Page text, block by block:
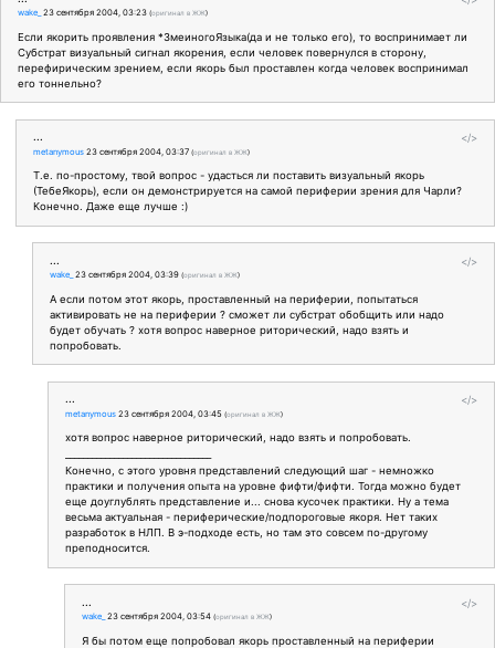
wake_ 23 сентября 2004, 03:23 (оригинал в ЖЖ)
Если якорить проявления *ЗмеиногоЯзыка(да и не только его), то воспринимает ли
Субстрат визуальный сигнал якорения, если человек повернулся в сторону,
перефирическим зрением, если якорь был проставлен когда человек воспринимал
его тоннельно?
</>
...
metanymous 23 сентября 2004, 03:37 (оригинал в ЖЖ)
Т.е. по-простому, твой вопрос - удасться ли поставить визуальный якорь
(ТебеЯкорь), если он демонстрируется на самой периферии зрения для Чарли?
Конечно. Даже еще лучше :)
</>
...
wake_ 23 сентября 2004, 03:39 (оригинал в ЖЖ)
А если потом этот якорь, проставленный на периферии, попытаться
активировать не на периферии ? сможет ли субстрат обобщить или надо
будет обучать ? хотя вопрос наверное риторический, надо взять и
попробовать.
</>
...
metanymous 23 сентября 2004, 03:45 (оригинал в ЖЖ)
хотя вопрос наверное риторический, надо взять и попробовать.
Конечно, с этого уровня представлений следующий шаг - немножко
практики и получения опыта на уровне фифти/фифти. Тогда можно будет
еще доуглублять представление и... снова кусочек практики. Ну а тема
весьма актуальная - периферические/подпороговые якоря. Нет таких
разработок в НЛП. В э-подходе есть, но там это совсем по-другому
преподносится.
</>
...
wake_ 23 сентября 2004, 03:54 (оригинал в ЖЖ)
Я бы потом еще попробовал якорь проставленный на периферии